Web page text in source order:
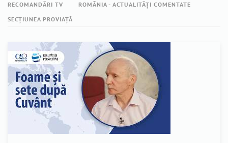
RECOMANDĂRI TV
ROMÂNIA - ACTUALITĂȚI COMENTATE
SECȚIUNEA PROVIAȚĂ